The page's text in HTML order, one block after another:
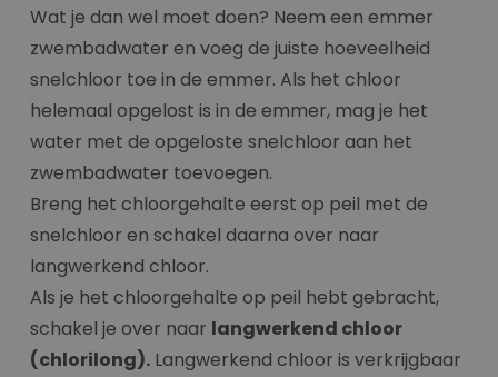
Wat je dan wel moet doen? Neem een emmer
zwembadwater en voeg de juiste hoeveelheid
snelchloor toe in de emmer. Als het chloor
helemaal opgelost is in de emmer, mag je het
water met de opgeloste snelchloor aan het
zwembadwater toevoegen.
Breng het chloorgehalte eerst op peil met de
snelchloor en schakel daarna over naar
langwerkend chloor.
Als je het chloorgehalte op peil hebt gebracht,
schakel je over naar langwerkend chloor
(chlorilong). Langwerkend chloor is verkrijgbaar